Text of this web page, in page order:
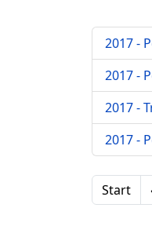
2017 -
2017 -
2017 -
2017 -
Start